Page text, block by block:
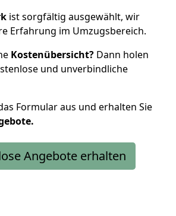
ist sorgfältig ausgewählt, wir
Erfahrung im Umzugsbereich.
Kostenübersicht? Dann holen
und unverbindliche
Formular aus und erhalten Sie
Angebote erhalten